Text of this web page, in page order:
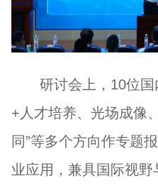
研讨会上，10位
+人才培养、光场成像
同”等多个方向作专题
业应用，兼具国际视野